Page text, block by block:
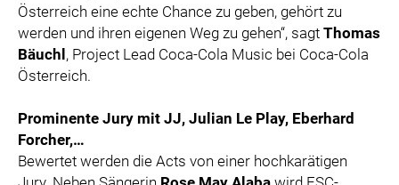
Österreich eine echte Chance zu geben, gehört zu
werden und ihren eigenen Weg zu gehen“, sagt Thomas
Bäuchl, Project Lead Coca-Cola Music bei Coca-Cola
Österreich.
Prominente Jury mit JJ, Julian Le Play, Eberhard
Forcher,…
Bewertet werden die Acts von einer hochkarätigen